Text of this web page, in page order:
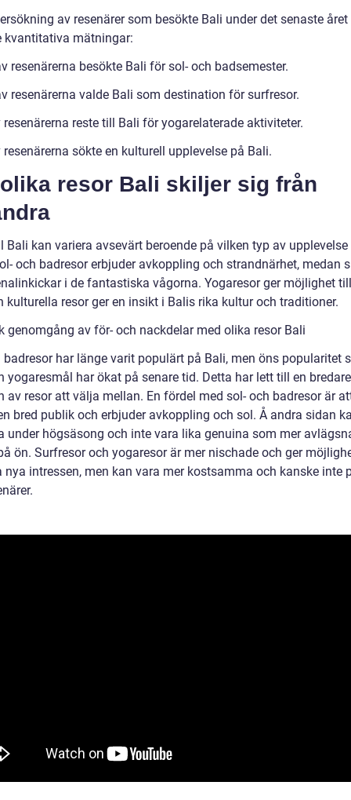
av resenärer som besökte Bali under det senaste
kvantitativa mätningar:
resenärerna besökte Bali för sol- och badsemester.
resenärerna valde Bali som destination för surfresor.
resenärerna reste till Bali för yogarelaterade aktiviteter.
resenärerna sökte en kulturell upplevelse på Bali.
resor Bali skiljer sig från
Bali kan variera avsevärt beroende på vilken typ av upplevelse
och badresor erbjuder avkoppling och strandnärhet, medan
i de fantastiska vågorna. Yogaresor ger möjlighet
kulturella resor ger en insikt i Balis rika kultur och traditioner.
genomgång av för- och nackdelar med olika resor Bali
badresor har länge varit populärt på Bali, men öns popularitet
yogaresmål har ökat på senare tid. Detta har lett till en bredare
av resor att välja mellan. En fördel med sol- och badresor är
bred publik och erbjuder avkoppling och sol. Å andra sidan
under högsäsong och inte vara lika genuina som mer
ön. Surfresor och yogaresor är mer nischade och ger
nya intressen, men kan vara mer kostsamma och kanske inte